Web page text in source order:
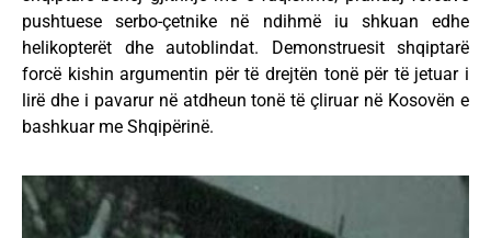
pushtuese serbo-çetnike në ndihmë iu shkuan edhe
helikopterët dhe autoblindat. Demonstruesit shqiptarë
forcë kishin argumentin për të drejtën tonë për të jetuar i
lirë dhe i pavarur në atdheun tonë të çliruar në Kosovën e
bashkuar me Shqipërinë.